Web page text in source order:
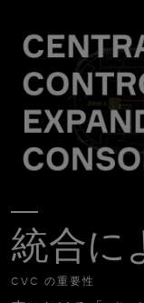
統合に
CVC の重要性